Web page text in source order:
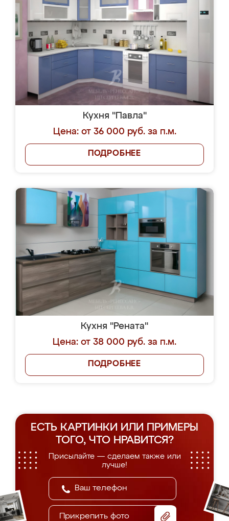
Кухня "Павла"
Цена: от 36 000 руб. за п.м.
ПОДРОБНЕЕ
Кухня "Рената"
Цена: от 38 000 руб. за п.м.
ПОДРОБНЕЕ
ЕСТЬ КАРТИНКИ ИЛИ ПРИМЕРЫ
ТОГО, ЧТО НРАВИТСЯ?
Присылайте — сделаем также или
лучше!
Прикрепить фото